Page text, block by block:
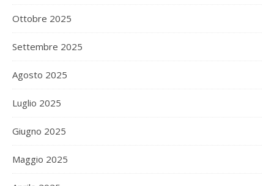
Ottobre 2025
Settembre 2025
Agosto 2025
Luglio 2025
Giugno 2025
Maggio 2025